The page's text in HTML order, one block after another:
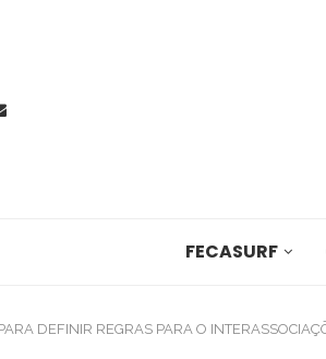
FECASURF
DEFINIR REGRAS PARA O